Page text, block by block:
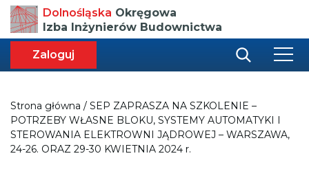
Przenosi
do
strony
głównej
Dolnośląska Okręgowa
Izba Inżynierów Budownictwa
Zaloguj
Strona główna / SEP ZAPRASZA NA SZKOLENIE –
POTRZEBY WŁASNE BLOKU, SYSTEMY AUTOMATYKI I
STEROWANIA ELEKTROWNI JĄDROWEJ – WARSZAWA,
24-26. ORAZ 29-30 KWIETNIA 2024 r.